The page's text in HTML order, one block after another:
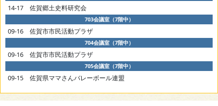
14-17 佐賀郷土史料研究会
703会議室（7階中）
09-16 佐賀市市民活動プラザ
704会議室（7階中）
09-16 佐賀市市民活動プラザ
705会議室（7階中）
09-15 佐賀県ママさんバレーボール連盟